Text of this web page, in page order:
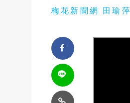
梅花新聞網 田瑜